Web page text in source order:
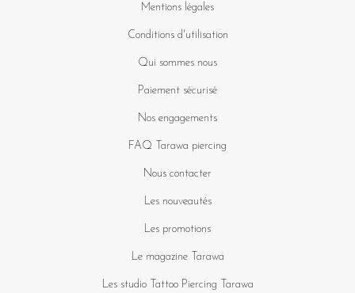
Mentions légales
Conditions d'utilisation
Qui sommes nous
Paiement sécurisé
Nos engagements
FAQ Tarawa piercing
Nous contacter
Les nouveautés
Les promotions
Le magazine Tarawa
Les studio Tattoo Piercing Tarawa